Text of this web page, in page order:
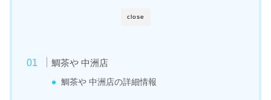
close
鯛茶や 中洲店
鯛茶や 中洲店の詳細情報